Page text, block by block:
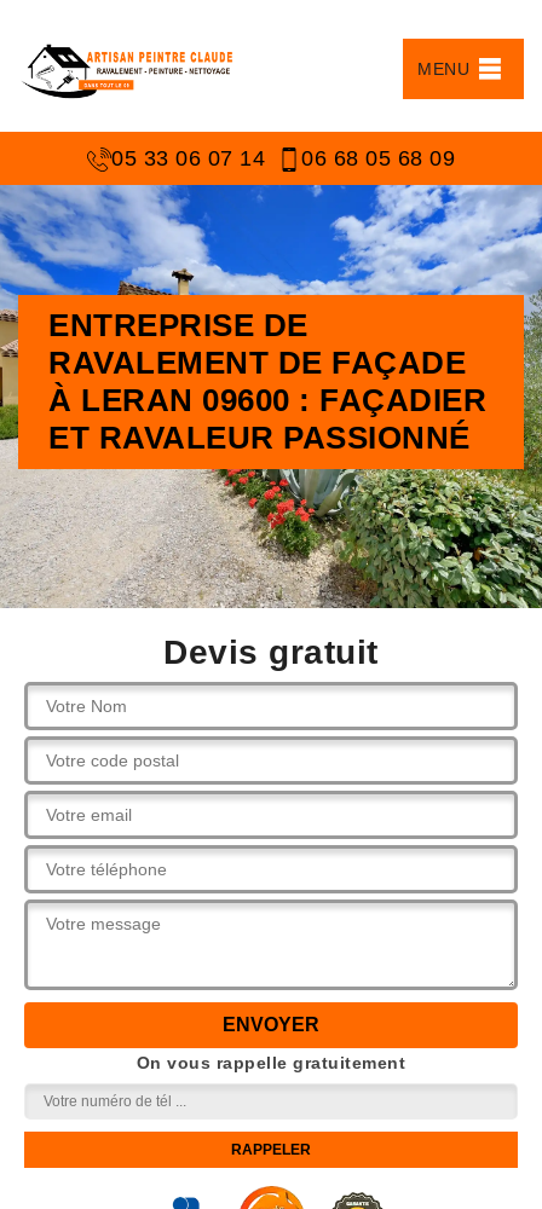
MENU
05 33 06 07 14 06 68 05 68 09
ENTREPRISE DE
RAVALEMENT DE FAÇADE
À LERAN 09600 : FAÇADIER
ET RAVALEUR PASSIONNÉ
Devis gratuit
On vous rappelle gratuitement